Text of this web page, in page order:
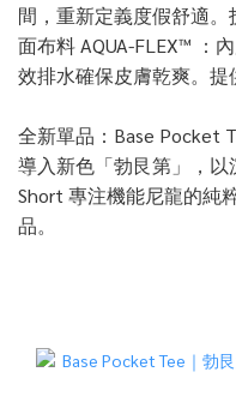
間，重新定義度假舒適
面布料 AQUA-FLEX™ ：
效排水確保皮膚乾爽。提
全新單品：Base Pocket
導入新色「勃艮第」，
Short 專注機能尼龍的純
品。